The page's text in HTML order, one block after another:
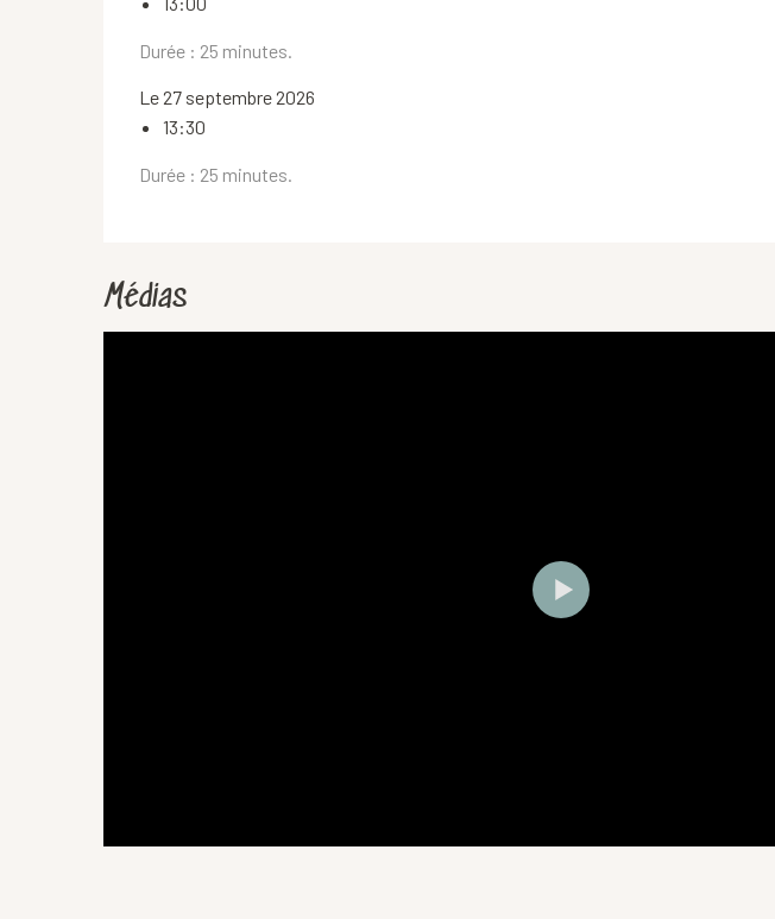
Durée : 25 minutes.
Le 27 septembre 2026
13:30
Durée : 25 minutes.
Médias